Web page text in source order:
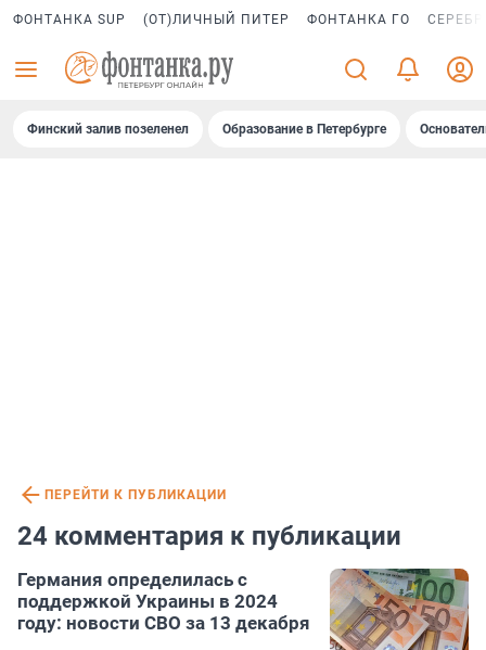
ФОНТАНКА SUP (ОТ)ЛИЧНЫЙ ПИТЕР ФОНТАНКА ГО
Финский залив позеленел Образование в Петербурге
ПЕРЕЙТИ К ПУБЛИКАЦИИ
24 комментария к публикации
Германия определилась с
поддержкой Украины в 2024
году: новости СВО за 13 декабря